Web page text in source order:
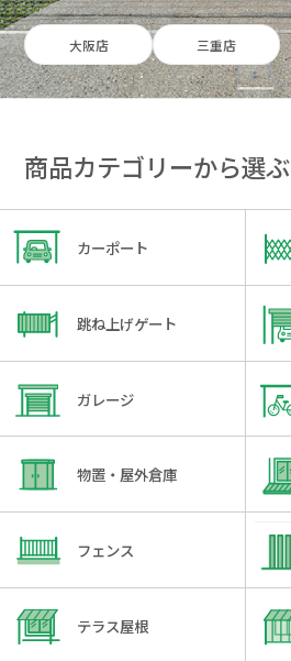
大阪店 三重店
商品カテゴリーから選ぶ
カーポート
跳ね上げゲート
ガレージ
物置・屋外倉庫
フェンス
テラス屋根